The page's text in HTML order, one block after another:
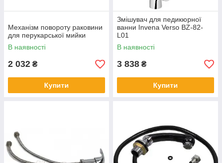
Механізм повороту раковини
для перукарської мийки
В наявності
2 032 ₴
Купити
Змішувач для педикюрної
ванни Invena Verso BZ-82-
L01
В наявності
3 838 ₴
Купити